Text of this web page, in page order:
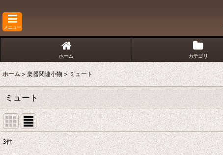
メニュー
ホーム カテゴリ
ホーム > 楽器関連小物 > ミュート
ミュート
表示数:
3件